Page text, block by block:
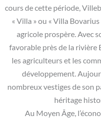
cours de cette période,
« Villa » ou « Villa
agricole prospère. Avec
favorable près de la
les agriculteurs et les
développement.
nombreux vestiges de son
héritage
Au Moyen Âge,